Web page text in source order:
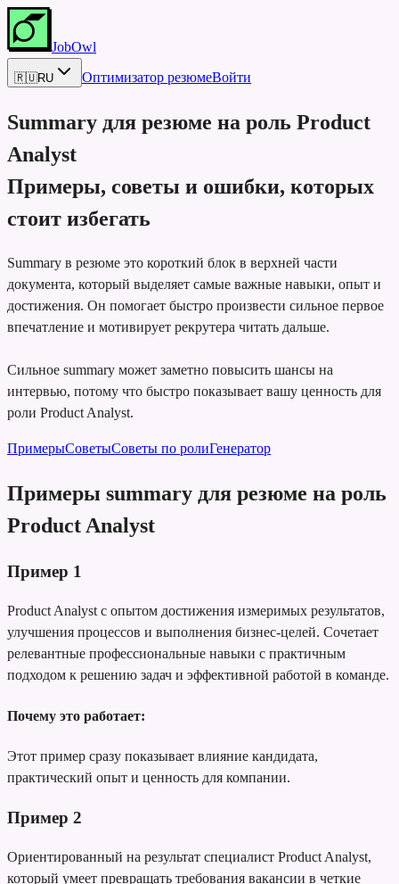
JobOwl
🇷🇺RU Оптимизатор резюмеВойти
Summary для резюме на роль Product
Analyst
Примеры, советы и ошибки, которых
стоит избегать
Summary в резюме это короткий блок в верхней части
документа, который выделяет самые важные навыки, опыт и
достижения. Он помогает быстро произвести сильное первое
впечатление и мотивирует рекрутера читать дальше.
Сильное summary может заметно повысить шансы на
интервью, потому что быстро показывает вашу ценность для
роли Product Analyst.
ПримерыСоветыСоветы по ролиГенератор
Примеры summary для резюме на роль
Product Analyst
Пример 1
Product Analyst с опытом достижения измеримых результатов,
улучшения процессов и выполнения бизнес-целей. Сочетает
релевантные профессиональные навыки с практичным
подходом к решению задач и эффективной работой в команде.
Почему это работает:
Этот пример сразу показывает влияние кандидата,
практический опыт и ценность для компании.
Пример 2
Ориентированный на результат специалист Product Analyst,
который умеет превращать требования вакансии в четкие